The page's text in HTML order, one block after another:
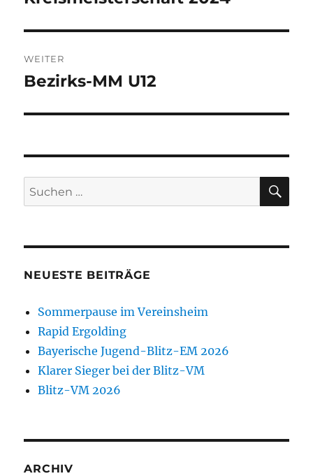
WEITER
Nächster
Bezirks-MM U12
Suchen
nach:
NEUESTE BEITRÄGE
Sommerpause im Vereinsheim
Rapid Ergolding
Bayerische Jugend-Blitz-EM 2026
Klarer Sieger bei der Blitz-VM
Blitz-VM 2026
ARCHIV